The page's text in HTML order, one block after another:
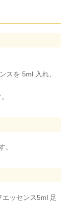
スを 5ml 入れ、
。
ッセンス5ml 足